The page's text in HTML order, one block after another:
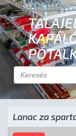
Lanac za